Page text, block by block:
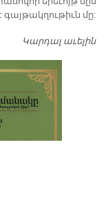
գայթակղութիւն մը:
Կարդալ աւելին